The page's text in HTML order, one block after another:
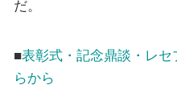
だ。
■表彰式・記念鼎談・レ
らから